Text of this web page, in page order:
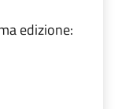
edizione: